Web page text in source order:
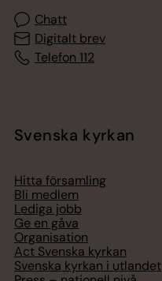
Chatt
Digitalt brev
Telefon 112
Svenska kyrkan
Hitta församling
Bli medlem
Lediga jobb
Ge en gåva
Organisation
Act Svenska kyrkan
Svenska kyrkan i utlandet